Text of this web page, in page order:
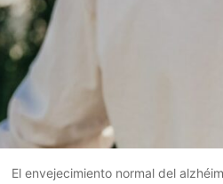
El envejecimiento normal del